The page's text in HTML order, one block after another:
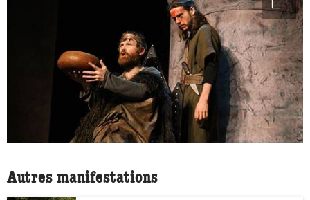
Autres manifestations